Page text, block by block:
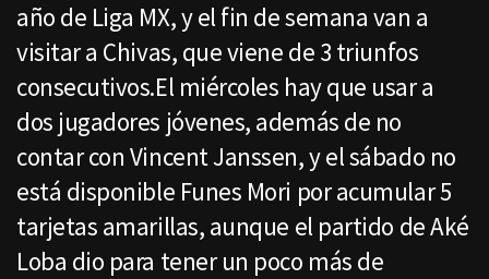
año de Liga MX, y el fin de semana van a
visitar a Chivas, que viene de 3 triunfos
consecutivos.El miércoles hay que usar a
dos jugadores jóvenes, además de no
contar con Vincent Janssen, y el sábado no
está disponible Funes Mori por acumular 5
tarjetas amarillas, aunque el partido de Aké
Loba dio para tener un poco más de